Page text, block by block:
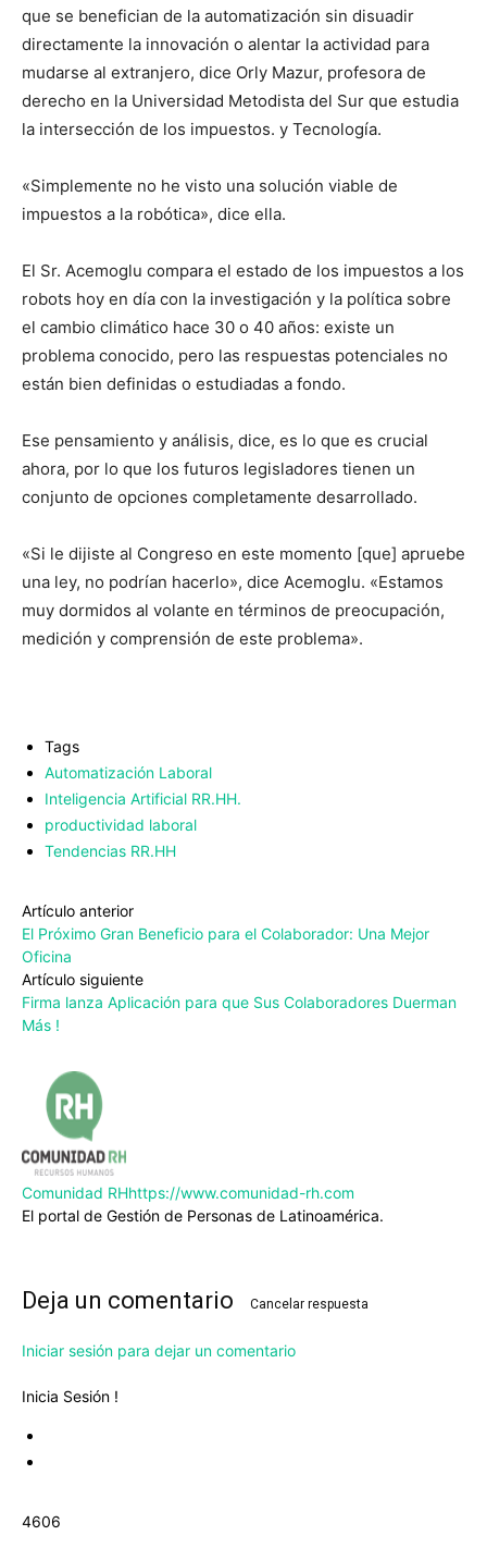
que se benefician de la automatización sin disuadir
directamente la innovación o alentar la actividad para
mudarse al extranjero, dice Orly Mazur, profesora de
derecho en la Universidad Metodista del Sur que estudia
la intersección de los impuestos. y Tecnología.
«Simplemente no he visto una solución viable de
impuestos a la robótica», dice ella.
El Sr. Acemoglu compara el estado de los impuestos a los
robots hoy en día con la investigación y la política sobre
el cambio climático hace 30 o 40 años: existe un
problema conocido, pero las respuestas potenciales no
están bien definidas o estudiadas a fondo.
Ese pensamiento y análisis, dice, es lo que es crucial
ahora, por lo que los futuros legisladores tienen un
conjunto de opciones completamente desarrollado.
«Si le dijiste al Congreso en este momento [que] apruebe
una ley, no podrían hacerlo», dice Acemoglu. «Estamos
muy dormidos al volante en términos de preocupación,
medición y comprensión de este problema».
Tags
Automatización Laboral
Inteligencia Artificial RR.HH.
productividad laboral
Tendencias RR.HH
Artículo anterior
El Próximo Gran Beneficio para el Colaborador: Una Mejor
Oficina
Artículo siguiente
Firma lanza Aplicación para que Sus Colaboradores Duerman
Más !
Comunidad RHhttps://www.comunidad-rh.com
El portal de Gestión de Personas de Latinoamérica.
Deja un comentario Cancelar respuesta
Iniciar sesión para dejar un comentario
Inicia Sesión !
4606